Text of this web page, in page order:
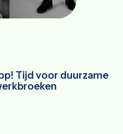
Tijd voor duurzame